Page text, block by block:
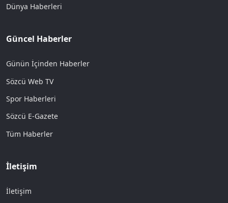
Dünya Haberleri
Güncel Haberler
Günün İçinden Haberler
Sözcü Web TV
Spor Haberleri
Sözcü E-Gazete
Tüm Haberler
İletişim
İletişim